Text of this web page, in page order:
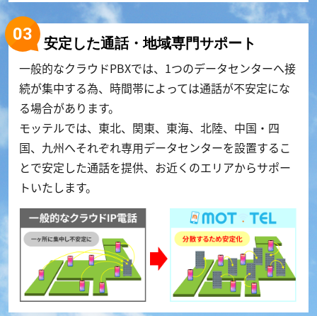
安定した通話・地域専門サポート
一般的なクラウドPBXでは、1つのデータセンターへ接
続が集中する為、時間帯によっては通話が不安定にな
る場合があります。
モッテルでは、東北、関東、東海、北陸、中国・四
国、九州へそれぞれ専用データセンターを設置するこ
とで安定した通話を提供、お近くのエリアからサポー
トいたします。